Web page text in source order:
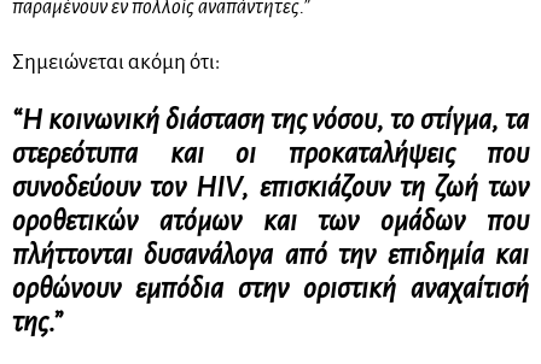
παραμένουν εν πολλοίς αναπάντητες.”
Σημειώνεται ακόμη ότι:
“Η κοινωνική διάσταση της νόσου, το στίγμα, τα
στερεότυπα και οι προκαταλήψεις που
συνοδεύουν τον HIV, επισκιάζουν τη ζωή των
οροθετικών ατόμων και των ομάδων που
πλήττονται δυσανάλογα από την επιδημία και
ορθώνουν εμπόδια στην οριστική αναχαίτισή
της.”